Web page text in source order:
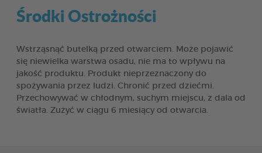
Środki Ostrożności
Wstrząsnąć butelką przed otwarciem. Może pojawić
się niewielka warstwa osadu, nie ma to wpływu na
jakość produktu. Produkt nieprzeznaczony do
spożywania przez ludzi. Chronić przed dziećmi.
Przechowywać w chłodnym, suchym miejscu, z dala od
światła. Zużyć w ciągu 6 miesiący od otwarcia.